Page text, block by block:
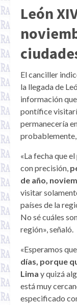
León
El canciller
la llegada de
información
pontífice
permanecería
«La fecha que
con precisión,
de año,
visitar
países de la
No sé cuáles
región», señaló.
«Esperamos
días, porque
Lima y quizá
está muy
especificado